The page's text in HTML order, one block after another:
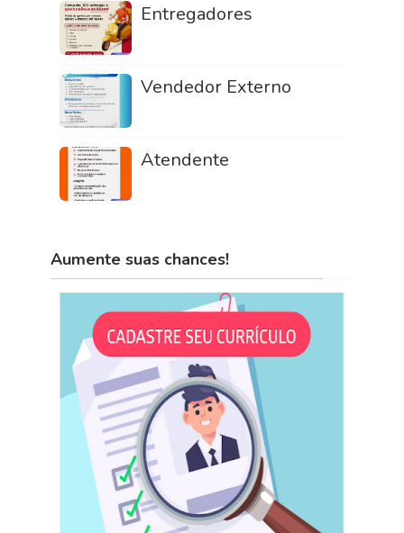
Entregadores
Vendedor Externo
Atendente
Aumente suas chances!